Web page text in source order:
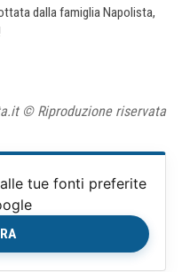
dalla famiglia Napolista,
© Riproduzione riservata
alle tue fonti preferite